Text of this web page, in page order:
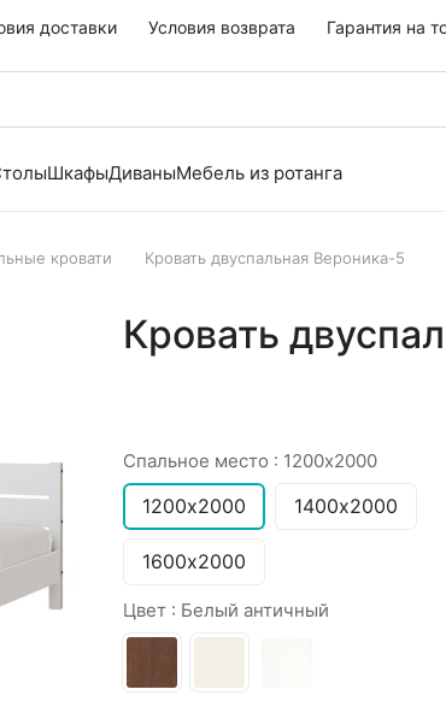
доставки Условия возврата Гарантия на
ШкафыДиваныМебель из ротанга
кровати Кровать двуспальная Вероника-5
Кровать
Спальное место : 1200х2000
1200х2000 1400х2000
1600х2000
Цвет : Белый античный